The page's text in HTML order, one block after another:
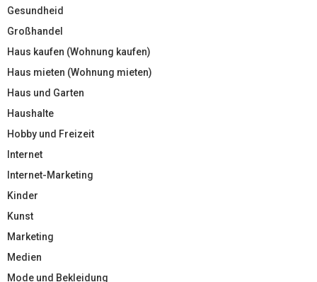
Gesundheid
Großhandel
Haus kaufen (Wohnung kaufen)
Haus mieten (Wohnung mieten)
Haus und Garten
Haushalte
Hobby und Freizeit
Internet
Internet-Marketing
Kinder
Kunst
Marketing
Medien
Mode und Bekleidung